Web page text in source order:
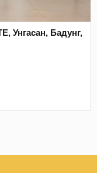
Унгасан, Бадунг,